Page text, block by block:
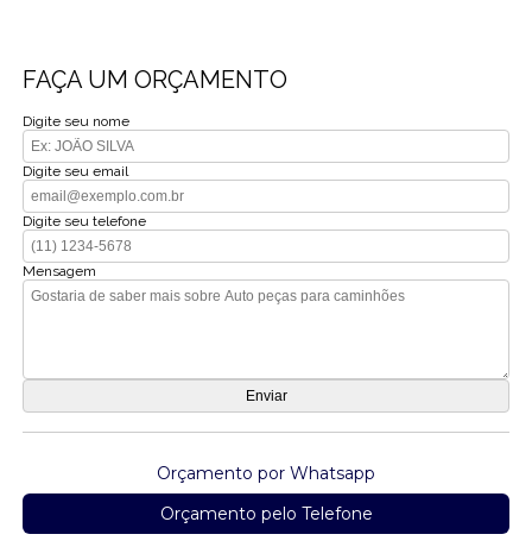
FAÇA UM ORÇAMENTO
Digite seu nome
Digite seu email
Digite seu telefone
Mensagem
Orçamento por Whatsapp
Orçamento pelo Telefone